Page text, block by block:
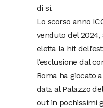
di sì.
Lo scorso anno
venduto del 2024,
eletta la hit
l’esclusione dal
Roma ha giocato
data al Palazzo
out in pochissimi